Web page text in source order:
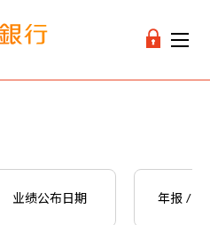
业绩公布日期 年报 / 中